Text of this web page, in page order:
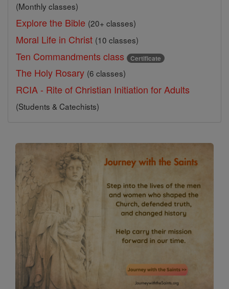
(Monthly classes)
Explore the Bible (20+ classes)
Moral Life in Christ (10 classes)
Ten Commandments class Certificate
The Holy Rosary (6 classes)
RCIA - Rite of Christian Initiation for Adults
(Students & Catechists)